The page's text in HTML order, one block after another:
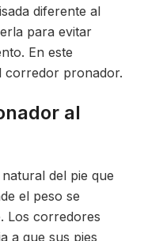
diferente al
para evitar
En este
corredor pronador.
al
del pie que
el peso se
Los corredores
a que sus pies